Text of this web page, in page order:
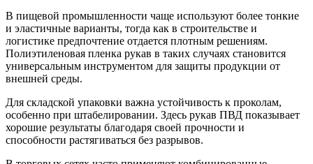
В пищевой промышленности чаще используют более тонкие
и эластичные варианты, тогда как в строительстве и
логистике предпочтение отдается плотным решениям.
Полиэтиленовая пленка рукав в таких случаях становится
универсальным инструментом для защиты продукции от
внешней среды.
Для складской упаковки важна устойчивость к проколам,
особенно при штабелировании. Здесь рукав ПВД показывает
хорошие результаты благодаря своей прочности и
способности растягиваться без разрывов.